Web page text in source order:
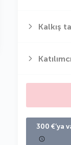
Kalkış
300 €’ya